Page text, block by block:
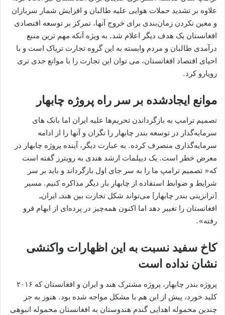
علاوه بر تشدید حملات هوایی علیه طالبان و افزایش شمار سربازان
و معین‌ نکردن زمان‌بندی برای خروج آنها، تمرکز بر توسعه اقتصادی
افغانستان یک هدف دیگر اعلام شد. به ویژه آنکه مهم‌ ترین منبع
درآمدی طالبان و مردم وابسته به این گروه تجارت تریاک است و با
احیای اقتصاد افغانستان، می ‌توان این تجارت را با موانع جدی ‌تری
رویارو کرد.
موانع ایجادشده بر سر راه پروژه چابهار
تصمیم ترامپ به بازگرداندن تحریم‌ها علیه ایران اما بانک ‌های
سرمایه‌گذار در توسعه بندر چابهار را نگران و آنها را از ادامه
سرمایه‌گذاری منصرف کرده. به عبارت دیگر،‌ آینده پروژه چابهار در
معرض خطر است. یک دیپلمات ارشد هندی به رویترز گفته است
که« تصمیم ترامپ ما را به سر جای اول بازگرداند و باید بر سر
شرایط و ضوابط استفاده از چابهار بار دیگر مذاکره کنیم. مسیر
[ترانزیتی بندر چابهار] می‌تواند شکل تجارت بین هند‌ـ ‌ایران‌ـ
‌افغانستان را تغییر دهد اما اکنون همه‌چیز در پرده‌ای از ابهام فرو
رفته».
کاخ سفید نسبت به این اظهارات واکنشی
نشان نداده است
پروژه بندر چابهار، پروژه مشترک هند و ایران و افغانستان که ۲۰۱۶
کلید خورد، پیش از این هم با مشکل مواجه شده بود. هنوز به جز
چندین محموله اهدایی گندم هندوستان به افغانستان محموله انبوهی